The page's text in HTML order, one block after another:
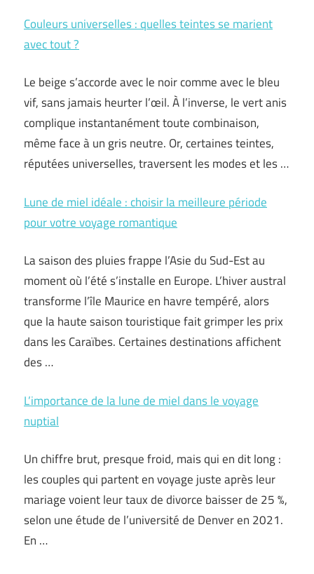
Couleurs universelles : quelles teintes se marient
avec tout ?
Le beige s’accorde avec le noir comme avec le bleu
vif, sans jamais heurter l’œil. À l’inverse, le vert anis
complique instantanément toute combinaison,
même face à un gris neutre. Or, certaines teintes,
réputées universelles, traversent les modes et les …
Lune de miel idéale : choisir la meilleure période
pour votre voyage romantique
La saison des pluies frappe l’Asie du Sud-Est au
moment où l’été s’installe en Europe. L’hiver austral
transforme l’île Maurice en havre tempéré, alors
que la haute saison touristique fait grimper les prix
dans les Caraïbes. Certaines destinations affichent
des …
L’importance de la lune de miel dans le voyage
nuptial
Un chiffre brut, presque froid, mais qui en dit long :
les couples qui partent en voyage juste après leur
mariage voient leur taux de divorce baisser de 25 %,
selon une étude de l’université de Denver en 2021.
En …